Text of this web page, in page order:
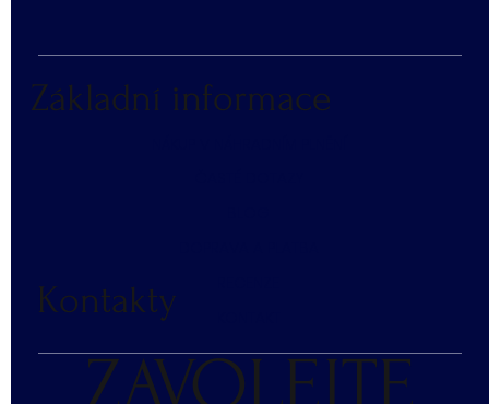
Kontakty
ZAVOLEJTE
Základní informace